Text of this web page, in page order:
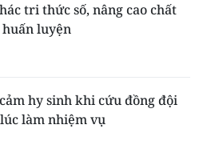
tri thức số, nâng cao chất
luyện
hy sinh khi cứu đồng đội
làm nhiệm vụ